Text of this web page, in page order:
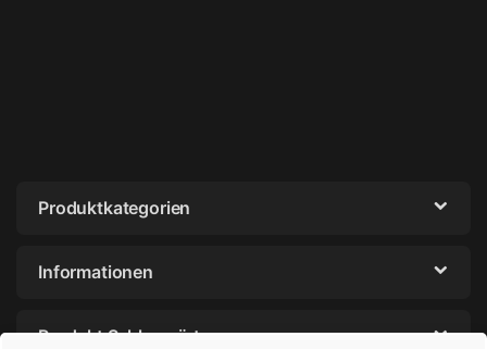
Produktkategorien
Informationen
Produkt Schlagwörter